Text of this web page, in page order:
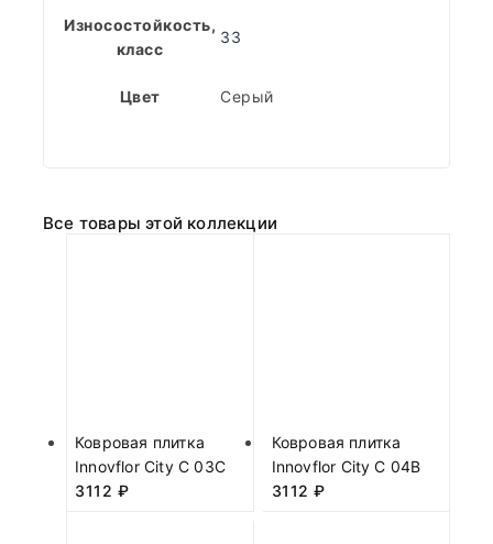
Износостойкость,
класс
33
Цвет Серый
Все товары этой коллекции
Ковровая плитка
Innovflor City C 03C
3112 ₽
Ковровая плитка
Innovflor City C 04B
3112 ₽